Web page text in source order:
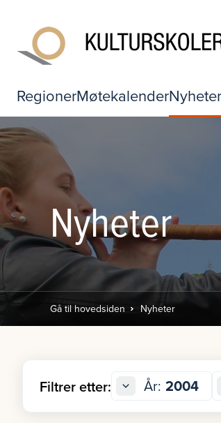
RegionerMøtekalenderNyheter
Nyheter
Gå til hovedsiden Nyheter
Filtrer etter: År: 2004